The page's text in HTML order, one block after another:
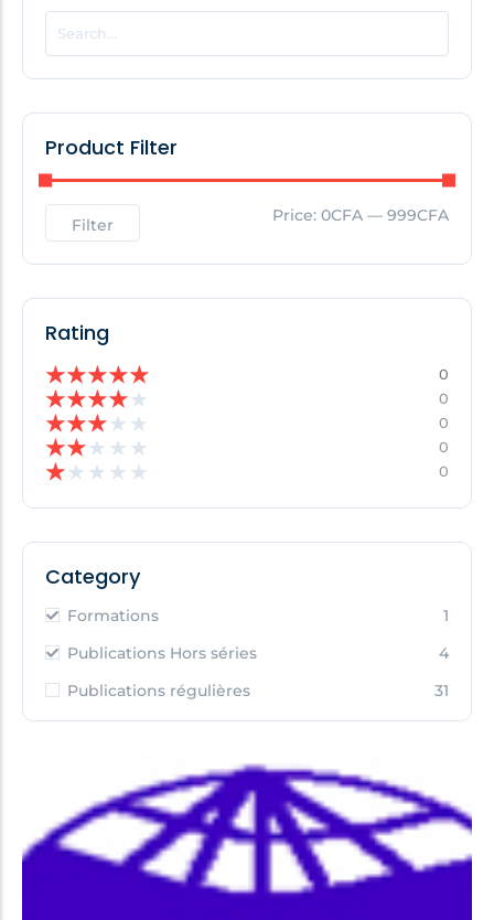
POPULAR THIS WEEK
No Posts Found!
No Posts Found!
Product Filter
Filter Price: 0CFA — 999CFA
Rating
★★★★★ 0
★★★★★ 0
★★★★ ★ 0
★★★ ★ ★ 0
★★ ★ ★ ★ 0
Category
Formations
1
Publications Hors séries
4
Publications régulières
31